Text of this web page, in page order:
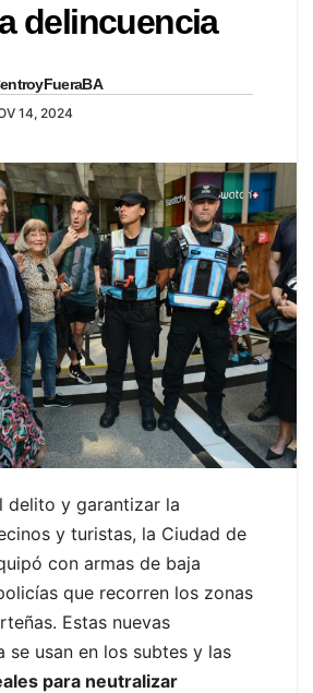
delincuencia
14, 2024
delito y garantizar la
y turistas, la Ciudad de
con armas de baja
que recorren los zonas
Estas nuevas
se usan en los subtes y las
para neutralizar